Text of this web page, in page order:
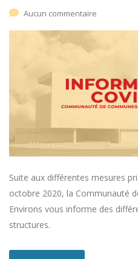
Aucun commentaire
Suite aux différentes mesures
octobre 2020, la Communauté
Environs vous informe des
structures.